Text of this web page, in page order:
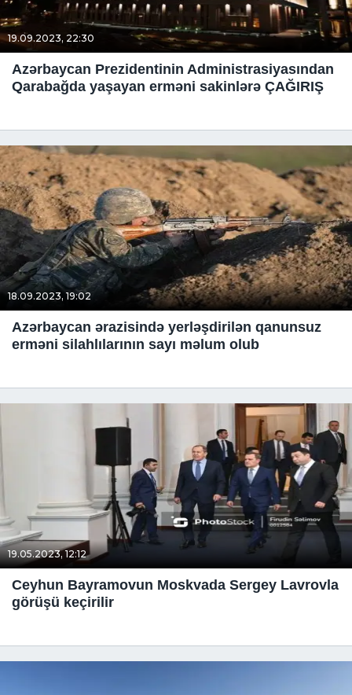
19.09.2023, 22:30
Azərbaycan Prezidentinin Administrasiyasından
Qarabağda yaşayan erməni sakinlərə ÇAĞIRIŞ
18.09.2023, 19:02
Azərbaycan ərazisində yerləşdirilən qanunsuz
erməni silahlılarının sayı məlum olub
19.05.2023, 12:12
Ceyhun Bayramovun Moskvada Sergey Lavrovla
görüşü keçirilir